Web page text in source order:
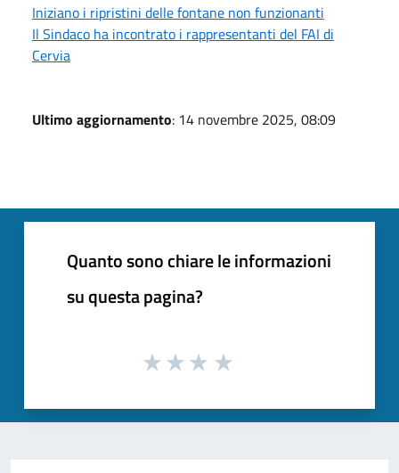
Iniziano i ripristini delle fontane non funzionanti
Il Sindaco ha incontrato i rappresentanti del FAI di
Cervia
Ultimo aggiornamento: 14 novembre 2025, 08:09
Quanto sono chiare le informazioni
su questa pagina?